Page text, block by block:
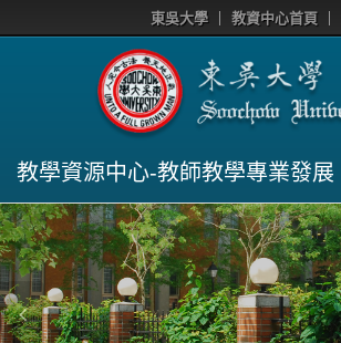
東吳大學 教資中心首頁
教學資源中心-教師教學專業發展